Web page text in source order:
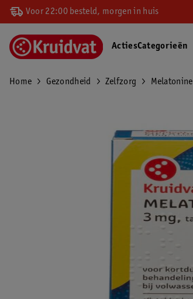
Voor 22:00 besteld, morgen in huis
ActiesCategorieën
Home Gezondheid Zelfzorg Melatonine